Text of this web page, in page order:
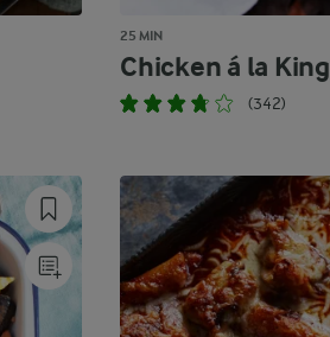
25 MIN
Chicken á la King
(342)